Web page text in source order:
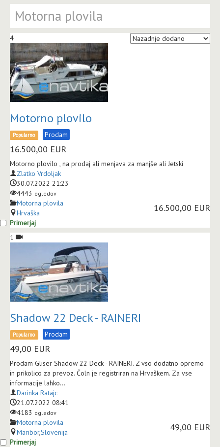
Motorna plovila
4
Motorno plovilo
Popularno Prodam
16.500,00 EUR
Motorno plovilo , na prodaj ali menjava za manjše ali Jetski
Zlatko Vrdoljak
30.07.2022 21:23
4443 ogledov
16.500,00 EUR
Motorna plovila
Hrvaška
Primerjaj
1
Shadow 22 Deck - RAINERI
Popularno Prodam
49,00 EUR
Prodam Gliser Shadow 22 Deck - RAINERI. Z vso dodatno opremo
in prikolico za prevoz. Čoln je registriran na Hrvaškem. Za vse
informacije lahko...
Darinka Ratajc
21.07.2022 08:41
4183 ogledov
49,00 EUR
Motorna plovila
Maribor,Slovenija
Primerjaj